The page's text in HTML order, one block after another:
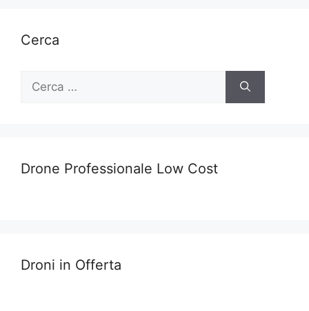
Cerca
Ricerca
Drone Professionale Low Cost
Droni in Offerta